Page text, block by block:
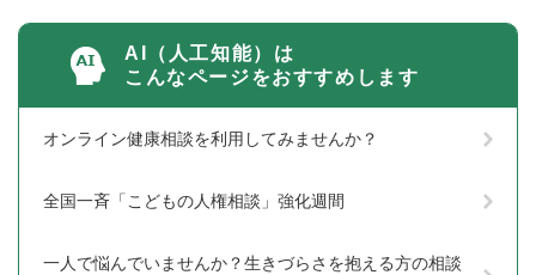
AI（人工知能）は
こんなページをおすすめします
オンライン健康相談を利用してみませんか？
全国一斉「こどもの人権相談」強化週間
一人で悩んでいませんか？生きづらさを抱える方の相談